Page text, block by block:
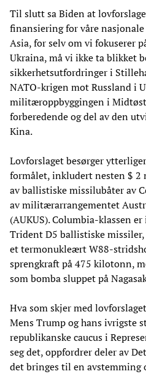
Til slutt sa Biden at
finansiering for våre
Asia, for selv om vi fokuserer
Ukraina, må vi ikke ta blikket
sikkerhetsutfordringer i
NATO-krigen mot Russland i
militæroppbyggingen i
forberedende og del av den
Kina.
Lovforslaget besørger
formålet, inkludert nesten $ 2
av ballistiske missilubåter av
av militærarrangementet
(AUKUS). Columbia-klassen
Trident D5 ballistiske
et termonukleært W88-
sprengkraft på 475 kilotonn,
som bomba sluppet på
Hva som skjer med
Mens Trump og hans ivrigste
republikanske caucus i
seg det, oppfordrer deler av
det bringes til en avstemming